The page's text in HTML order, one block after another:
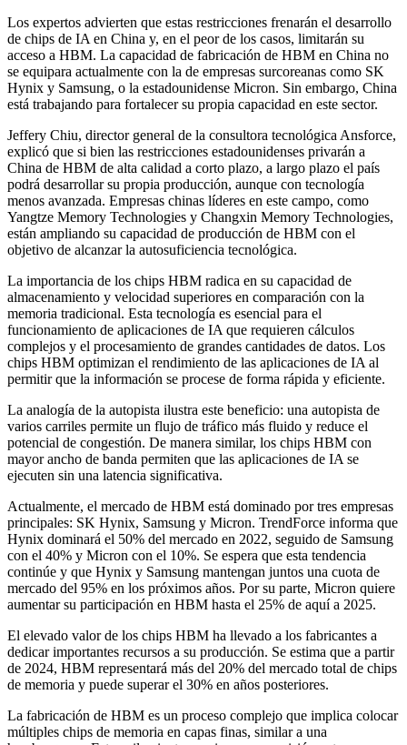
Los expertos advierten que estas restricciones frenarán el desarrollo
de chips de IA en China y, en el peor de los casos, limitarán su
acceso a HBM. La capacidad de fabricación de HBM en China no
se equipara actualmente con la de empresas surcoreanas como SK
Hynix y Samsung, o la estadounidense Micron. Sin embargo, China
está trabajando para fortalecer su propia capacidad en este sector.
Jeffery Chiu, director general de la consultora tecnológica Ansforce,
explicó que si bien las restricciones estadounidenses privarán a
China de HBM de alta calidad a corto plazo, a largo plazo el país
podrá desarrollar su propia producción, aunque con tecnología
menos avanzada. Empresas chinas líderes en este campo, como
Yangtze Memory Technologies y Changxin Memory Technologies,
están ampliando su capacidad de producción de HBM con el
objetivo de alcanzar la autosuficiencia tecnológica.
La importancia de los chips HBM radica en su capacidad de
almacenamiento y velocidad superiores en comparación con la
memoria tradicional. Esta tecnología es esencial para el
funcionamiento de aplicaciones de IA que requieren cálculos
complejos y el procesamiento de grandes cantidades de datos. Los
chips HBM optimizan el rendimiento de las aplicaciones de IA al
permitir que la información se procese de forma rápida y eficiente.
La analogía de la autopista ilustra este beneficio: una autopista de
varios carriles permite un flujo de tráfico más fluido y reduce el
potencial de congestión. De manera similar, los chips HBM con
mayor ancho de banda permiten que las aplicaciones de IA se
ejecuten sin una latencia significativa.
Actualmente, el mercado de HBM está dominado por tres empresas
principales: SK Hynix, Samsung y Micron. TrendForce informa que
Hynix dominará el 50% del mercado en 2022, seguido de Samsung
con el 40% y Micron con el 10%. Se espera que esta tendencia
continúe y que Hynix y Samsung mantengan juntos una cuota de
mercado del 95% en los próximos años. Por su parte, Micron quiere
aumentar su participación en HBM hasta el 25% de aquí a 2025.
El elevado valor de los chips HBM ha llevado a los fabricantes a
dedicar importantes recursos a su producción. Se estima que a partir
de 2024, HBM representará más del 20% del mercado total de chips
de memoria y puede superar el 30% en años posteriores.
La fabricación de HBM es un proceso complejo que implica colocar
múltiples chips de memoria en capas finas, similar a una